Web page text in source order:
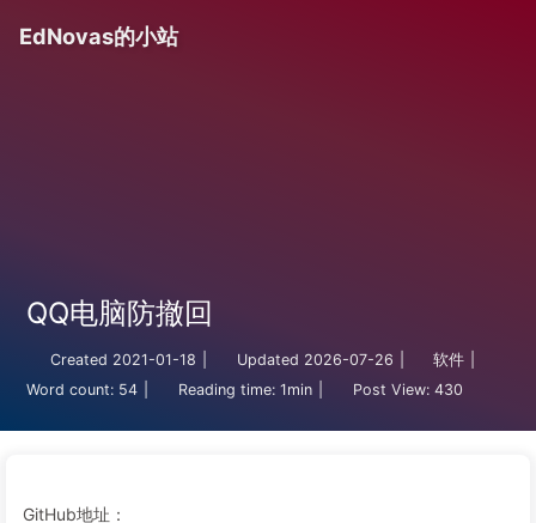
EdNovas的小站
QQ电脑防撤回
Created 2021-01-18 Updated 2026-07-26 软件
Word count: 54 Reading time: 1min Post View: 430
GitHub地址：